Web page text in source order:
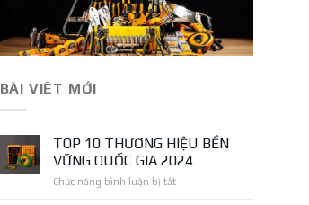
BÀI VIÊT MỚI
TOP 10 THƯƠNG HIỆU BỀN
VỮNG QUỐC GIA 2024
Chức năng bình luận bị tắtở